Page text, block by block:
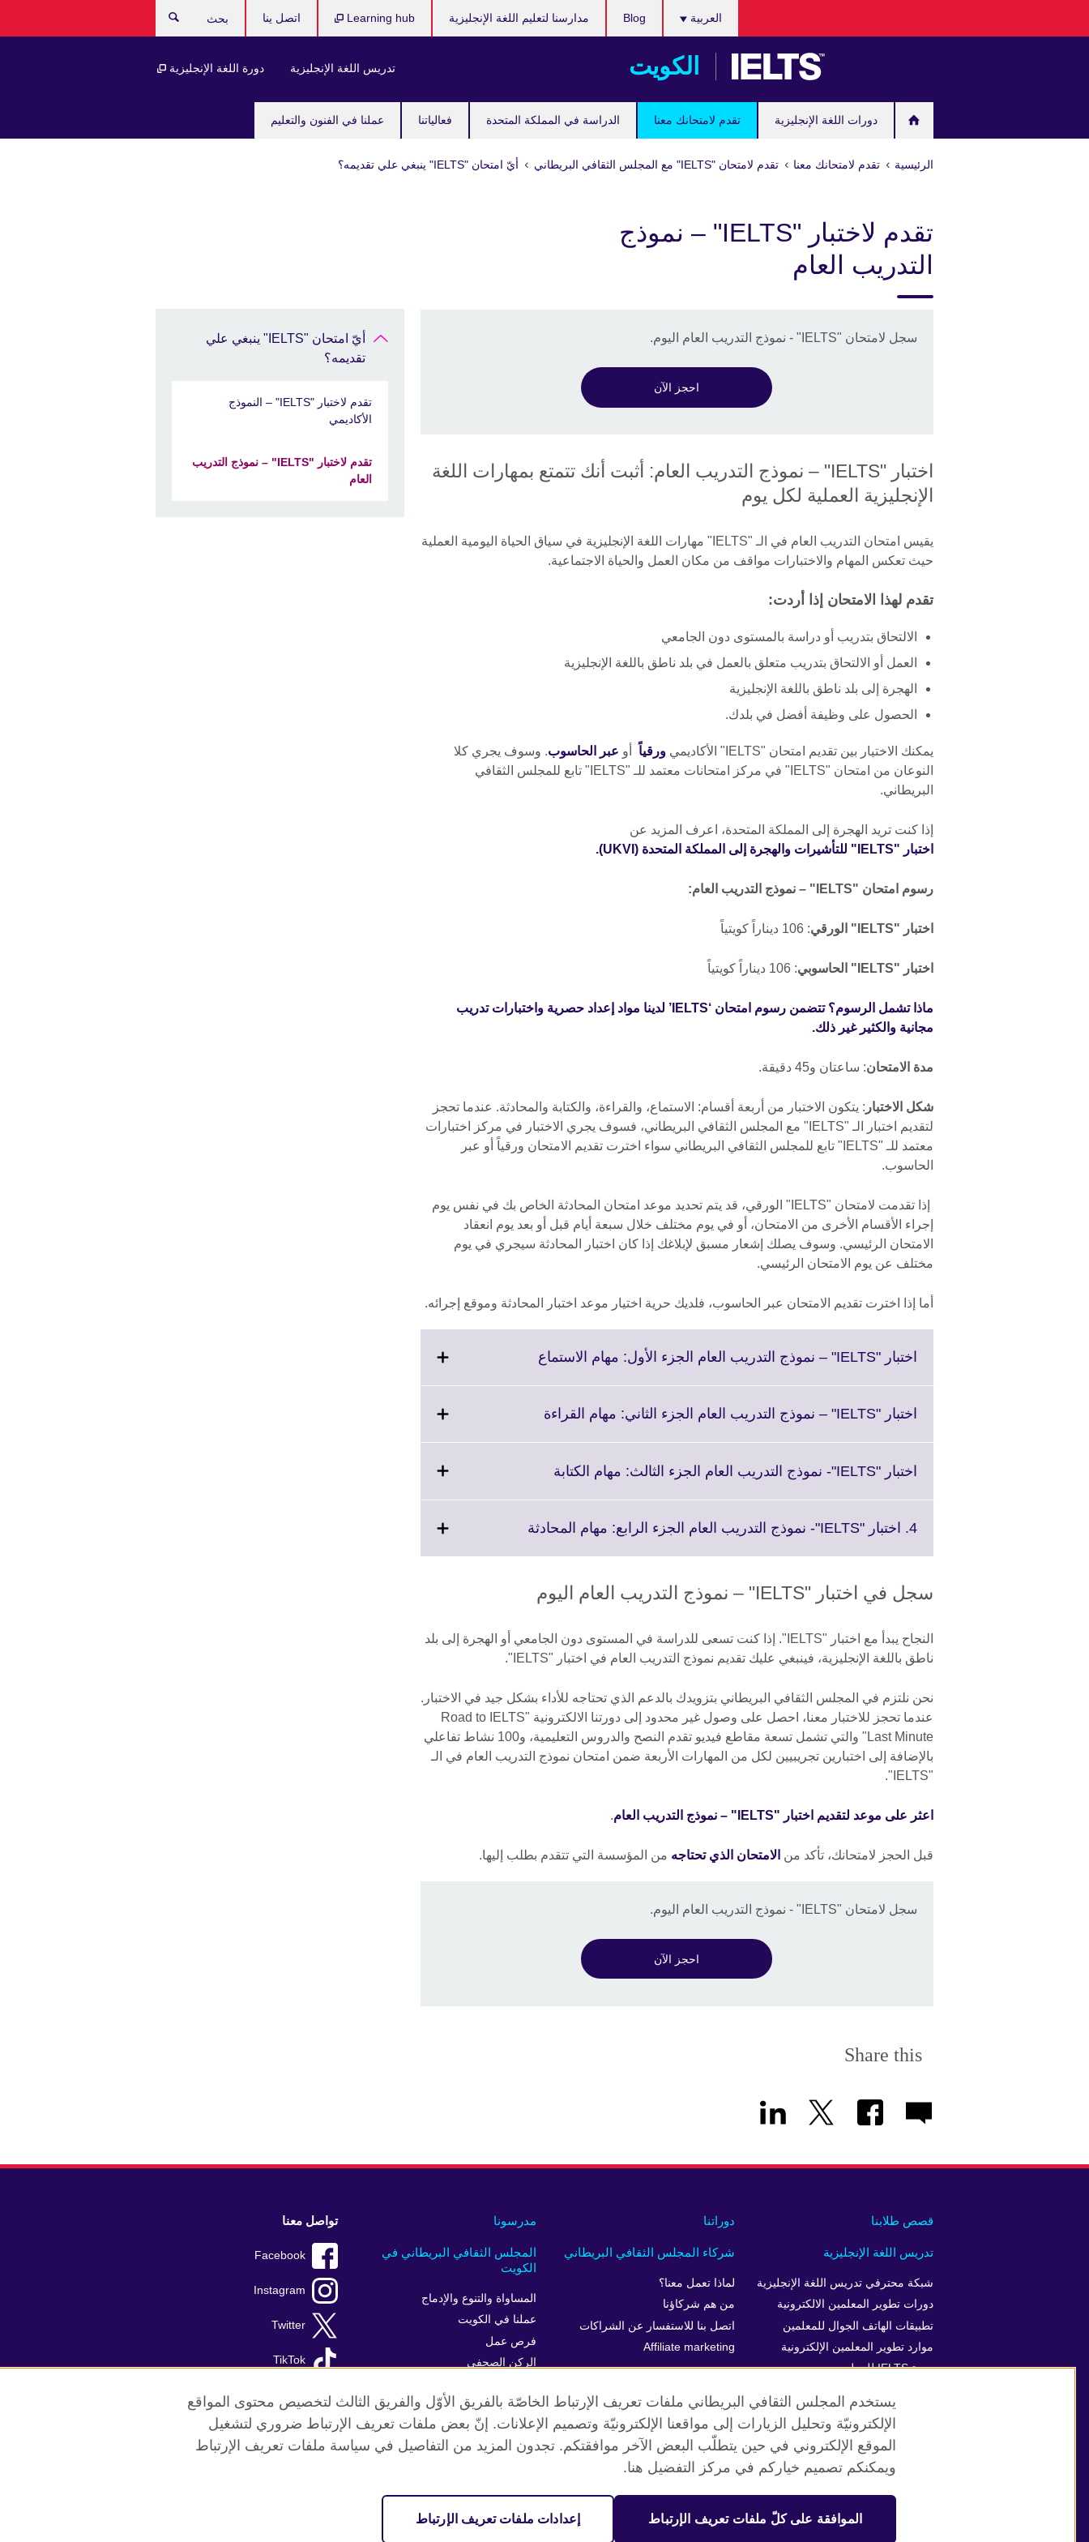
الكويت
دورات اللغة الإنجليزية تقدم لامتحانك معنا الدراسة في المملكة المتحدة فعالياتنا عملنا في الفنون والتعليم
العربية
تدريس اللغة الإنجليزية دورة اللغة الإنجليزية
Blog مدارسنا لتعليم اللغة الإنجليزية Learning hub اتصل ينا
الرئيسية تقدم لامتحانك معنا تقدم لامتحان "IELTS" مع المجلس الثقافي البريطاني أيّ امتحان "IELTS" ينبغي علي تقديمه؟
تقدم لاختبار "IELTS" – نموذج
التدريب العام
سجل لامتحان "IELTS" - نموذج التدريب العام اليوم.
احجز الآن
اختبار "IELTS" – نموذج التدريب العام: أثبت أنك تتمتع بمهارات اللغة
الإنجليزية العملية لكل يوم
يقيس امتحان التدريب العام في الـ "IELTS" مهارات اللغة الإنجليزية في سياق الحياة اليومية العملية
حيث تعكس المهام والاختبارات مواقف من مكان العمل والحياة الاجتماعية.
تقدم لهذا الامتحان إذا أردت:
الالتحاق بتدريب أو دراسة بالمستوى دون الجامعي
العمل أو الالتحاق بتدريب متعلق بالعمل في بلد ناطق باللغة الإنجليزية
الهجرة إلى بلد ناطق باللغة الإنجليزية
الحصول على وظيفة أفضل في بلدك.
يمكنك الاختيار بين تقديم امتحان "IELTS" الأكاديمي ورقياً أو عبر الحاسوب. وسوف يجري كلا
النوعان من امتحان "IELTS" في مركز امتحانات معتمد للـ "IELTS" تابع للمجلس الثقافي
البريطاني.
إذا كنت تريد الهجرة إلى المملكة المتحدة، اعرف المزيد عن
اختبار "IELTS" للتأشيرات والهجرة إلى المملكة المتحدة (UKVI).
رسوم امتحان "IELTS" – نموذج التدريب العام:
اختبار "IELTS" الورقي : 106 ديناراً كويتياً
اختبار "IELTS" الحاسوبي : 106 ديناراً كويتياً
ماذا تشمل الرسوم؟ تتضمن رسوم امتحان ‘IELTS’ لدينا مواد إعداد حصرية واختبارات تدريب
مجانية والكثير غير ذلك.
مدة الامتحان: ساعتان و45 دقيقة.
شكل الاختبار : يتكون الاختبار من أربعة أقسام: الاستماع، والقراءة، والكتابة والمحادثة. عندما تحجز
لتقديم اختبار الـ "IELTS" مع المجلس الثقافي البريطاني، فسوف يجري الاختبار في مركز اختبارات
معتمد للـ "IELTS" تابع للمجلس الثقافي البريطاني سواء اخترت تقديم الامتحان ورقياً أو عبر
الحاسوب.
إذا تقدمت لامتحان "IELTS" الورقي، قد يتم تحديد موعد امتحان المحادثة الخاص بك في نفس يوم
إجراء الأقسام الأخرى من الامتحان، أو في يوم مختلف خلال سبعة أيام قبل أو بعد يوم انعقاد
الامتحان الرئيسي. وسوف يصلك إشعار مسبق لإبلاغك إذا كان اختبار المحادثة سيجري في يوم
مختلف عن يوم الامتحان الرئيسي.
أما إذا اخترت تقديم الامتحان عبر الحاسوب، فلديك حرية اختيار موعد اختبار المحادثة وموقع إجرائه.
اختبار "IELTS" – نموذج التدريب العام الجزء الأول: مهام الاستماع
اختبار "IELTS" – نموذج التدريب العام الجزء الثاني: مهام القراءة
اختبار "IELTS"- نموذج التدريب العام الجزء الثالث: مهام الكتابة
More
4. اختبار "IELTS"- نموذج التدريب العام الجزء الرابع: مهام المحادثة
سجل في اختبار "IELTS" – نموذج التدريب العام اليوم
النجاح يبدأ مع اختبار "IELTS". إذا كنت تسعى للدراسة في المستوى دون الجامعي أو الهجرة إلى بلد
ناطق باللغة الإنجليزية، فينبغي عليك تقديم نموذج التدريب العام في اختبار "IELTS".
نحن نلتزم في المجلس الثقافي البريطاني بتزويدك بالدعم الذي تحتاجه للأداء بشكل جيد في الاختبار.
عندما تحجز للاختبار معنا، احصل على وصول غير محدود إلى دورتنا الالكترونية "Road to IELTS
Last Minute" والتي تشمل تسعة مقاطع فيديو تقدم النصح والدروس التعليمية، و100 نشاط تفاعلي
بالإضافة إلى اختبارين تجريبيين لكل من المهارات الأربعة ضمن امتحان نموذج التدريب العام في الـ
"IELTS".
اعثر على موعد لتقديم اختبار "IELTS" – نموذج التدريب العام .
قبل الحجز لامتحانك، تأكد من الامتحان الذي تحتاجه من المؤسسة التي تتقدم بطلب إليها.
سجل لامتحان "IELTS" - نموذج التدريب العام اليوم.
احجز الآن
Share this
أيّ امتحان "IELTS" ينبغي علي
تقديمه؟
تقدم لاختبار "IELTS" – النموذج
الأكاديمي
تقدم لاختبار "IELTS" – نموذج التدريب
العام
مدرسونا دوراتنا قصص طلابنا
المجلس الثقافي البريطاني في
الكويت
المساواة والتنوع والإدماج
عملنا في الكويت
فرص عمل
الركن الصحفي
شركاء المجلس الثقافي البريطاني
لماذا تعمل معنا؟
من هم شركاؤنا
اتصل بنا للاستفسار عن الشراكات
Affiliate marketing
تدريس اللغة الإنجليزية
شبكة محترفي تدريس اللغة الإنجليزية
دورات تطوير المعلمين الالكترونية
تطبيقات الهاتف الجوال للمعلمين
موارد تطوير المعلمين الإلكترونية
دورة IELTS للمعلمين
تواصل معنا
Facebook
Instagram
Twitter
TikTok
موقع المجلس الثقافي البريطاني العالمي الخصوصية وشروط الاستخدام
منظمة المملكة المتحدة الدولية للعلاقات الثقافية والفرص التعليمية. جمعية خيرية مسجلة تحت رقم 209131 (إنجلترا وويلز) وSC03773 (اسكتلندا).
يستخدم المجلس الثقافي البريطاني ملفات تعريف الإرتباط الخاصّة بالفريق الأوّل والفريق الثالث لتخصيص محتوى المواقع
الإلكترونيّة وتحليل الزيارات إلى مواقعنا الإلكترونيّة وتصميم الإعلانات. إنّ بعض ملفات تعريف الإرتباط ضروري لتشغيل
الموقع الإلكتروني في حين يتطلّب البعض الآخر موافقتكم. تجدون المزيد من التفاصيل في سياسة ملفات تعريف الإرتباط
ويمكنكم تصميم خياركم في مركز التفضيل هنا.
الموافقة على كلّ ملفات تعريف الإرتباط إعدادات ملفات تعريف الإرتباط